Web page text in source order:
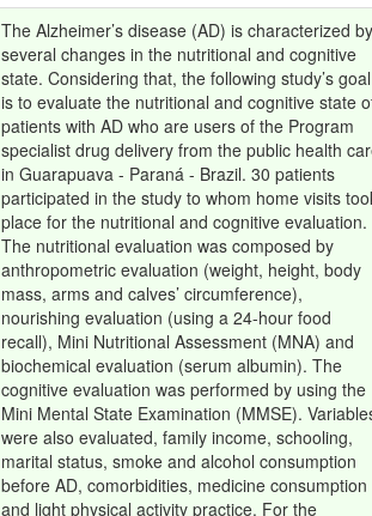
The Alzheimer’s disease (AD) is characterized by
several changes in the nutritional and cognitive
state. Considering that, the following study’s goal
is to evaluate the nutritional and cognitive state
patients with AD who are users of the Program
specialist drug delivery from the public health
in Guarapuava - Paraná - Brazil. 30 patients
participated in the study to whom home visits
place for the nutritional and cognitive evaluation.
The nutritional evaluation was composed by
anthropometric evaluation (weight, height, body
mass, arms and calves’ circumference),
nourishing evaluation (using a 24-hour food
recall), Mini Nutritional Assessment (MNA) and
biochemical evaluation (serum albumin). The
cognitive evaluation was performed by using the
Mini Mental State Examination (MMSE).
were also evaluated, family income, schooling,
marital status, smoke and alcohol consumption
before AD, comorbidities, medicine consumption
and light physical activity practice. For the